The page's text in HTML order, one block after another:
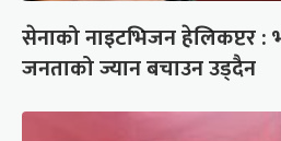
सेनाको नाइटभिजन हेलिकप्टर
जनताको ज्यान बचाउन उड्दैन